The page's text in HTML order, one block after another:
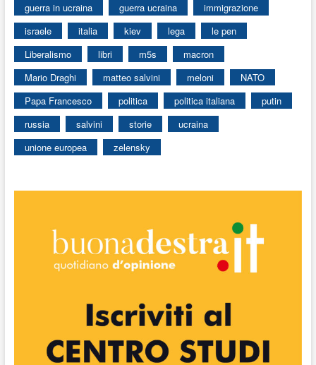
guerra in ucraina
guerra ucraina
immigrazione
israele
italia kiev lega
le pen
Liberalismo
libri m5s
macron
Mario Draghi
matteo salvini meloni
NATO
Papa Francesco
politica politica italiana
putin
russia
salvini storie
ucraina
unione europea
zelensky